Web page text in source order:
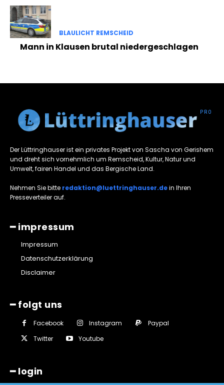
BLAULICHT REMSCHEID
Mann in Klausen brutal niedergeschlagen
Der Lüttringhauser ist ein privates Projekt von Sascha von Gerishem
und dreht sich vornehmlich um Remscheid, Kultur, Natur und
Umwelt, fairen Handel und das Bergische Land.
Nehmen Sie bitte redaktion@luettringhauser.dein Ihren
Presseverteiler auf.
━ impressum
Impressum
Datenschutzerklärung
Disclaimer
━ folgt uns
Facebook Instagram
Paypal
Twitter
Youtube
━ login